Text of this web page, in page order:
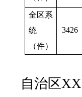
全区系
统
（件）
3426
自治区XX